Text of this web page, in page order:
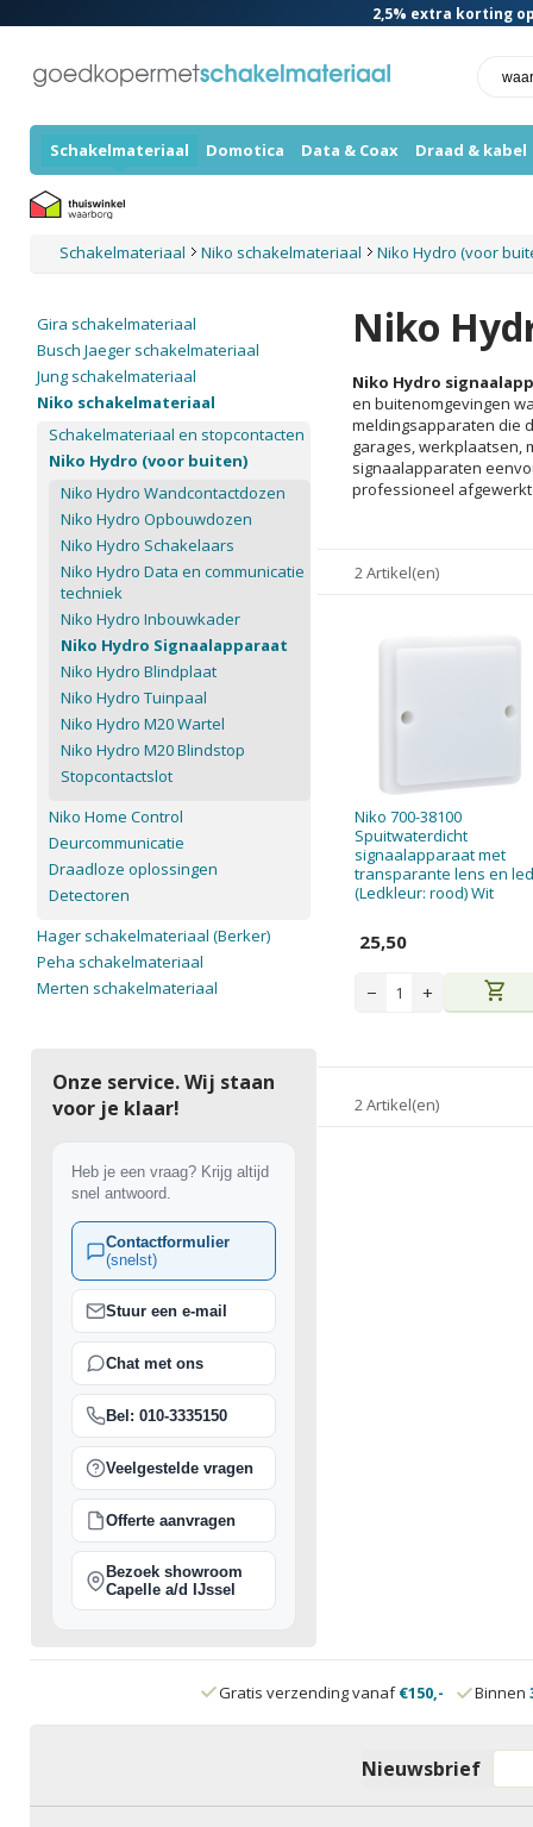
2,5% extra korting
Schakelmateriaal Domotica Data & Coax Draad & kabel
Schakelmateriaal Niko schakelmateriaal Niko Hydro (voor
Niko
Niko Hydro
en buitenomgevingen
meldingsapparaten die
garages, werkplaatsen,
signaalapparaten
professioneel
2 Artikel(en)
Niko 700-38100
Spuitwaterdicht
signaalapparaat met
transparante lens en
(Ledkleur: rood) Wit
25,50
− + shopping_cart
2 Artikel(en)
Gira schakelmateriaal
Busch Jaeger schakelmateriaal
Jung schakelmateriaal
Niko schakelmateriaal
Schakelmateriaal en stopcontacten
Niko Hydro (voor buiten)
Niko Hydro Wandcontactdozen
Niko Hydro Opbouwdozen
Niko Hydro Schakelaars
Niko Hydro Data en communicatie
techniek
Niko Hydro Inbouwkader
Niko Hydro Signaalapparaat
Niko Hydro Blindplaat
Niko Hydro Tuinpaal
Niko Hydro M20 Wartel
Niko Hydro M20 Blindstop
Stopcontactslot
Niko Home Control
Deurcommunicatie
Draadloze oplossingen
Detectoren
Hager schakelmateriaal (Berker)
Peha schakelmateriaal
Merten schakelmateriaal
Onze service. Wij staan
voor je klaar!
Heb je een vraag? Krijg altijd
snel antwoord.
Contactformulier
(snelst)
Stuur een e-mail
Chat met ons
Bel: 010-3335150
Veelgestelde vragen
Offerte aanvragen
Bezoek showroom
Capelle a/d IJssel
Gratis verzending vanaf€150,- Binnen
Nieuwsbrief